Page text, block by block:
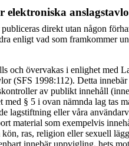
elektroniska
direkt utan någon
enligt vad som framkommer
och övervakas i enlighet med
(SFS 1998:112). Detta
av publikt innehåll
§ 5 i ovan nämnda lag tas
lagstiftning eller våra
material som exempelvis
kön, ras, religion eller sexuell
innebär uppvigling, hets